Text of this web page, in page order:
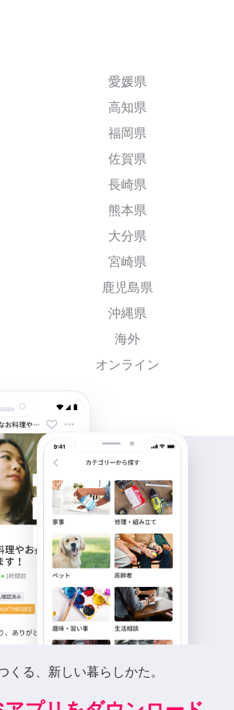
愛媛県
高知県
福岡県
佐賀県
長崎県
熊本県
大分県
宮崎県
鹿児島県
沖縄県
海外
オンライン
くる、新しい暮らしかた。